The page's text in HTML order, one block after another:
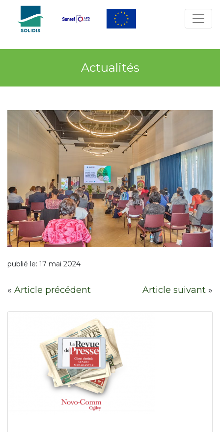
Actualités
publié le: 17 mai 2024
« Article précédent Article suivant »